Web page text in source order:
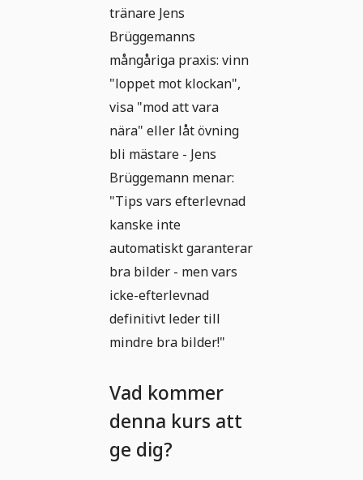
tränare Jens
Brüggemanns
mångåriga praxis: vinn
"loppet mot klockan",
visa "mod att vara
nära" eller låt övning
bli mästare - Jens
Brüggemann menar:
"Tips vars efterlevnad
kanske inte
automatiskt garanterar
bra bilder - men vars
icke-efterlevnad
definitivt leder till
mindre bra bilder!"
Vad kommer
denna kurs att
ge dig?